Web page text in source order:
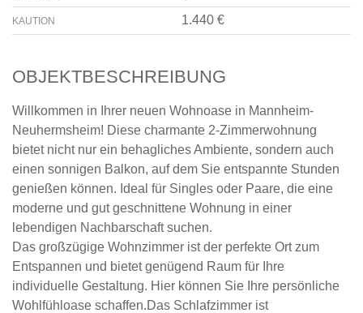
KAUTION 1.440 €
OBJEKTBESCHREIBUNG
Willkommen in Ihrer neuen Wohnoase in Mannheim-
Neuhermsheim! Diese charmante 2-Zimmerwohnung
bietet nicht nur ein behagliches Ambiente, sondern auch
einen sonnigen Balkon, auf dem Sie entspannte Stunden
genießen können. Ideal für Singles oder Paare, die eine
moderne und gut geschnittene Wohnung in einer
lebendigen Nachbarschaft suchen.
Das großzügige Wohnzimmer ist der perfekte Ort zum
Entspannen und bietet genügend Raum für Ihre
individuelle Gestaltung. Hier können Sie Ihre persönliche
Wohlfühloase schaffen.Das Schlafzimmer ist